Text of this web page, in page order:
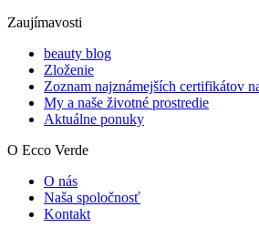
Zaujímavosti
beauty blog
Zloženie
Zoznam najznámejších certifikátov
My a naše životné prostredie
Aktuálne ponuky
O Ecco Verde
O nás
Naša spoločnosť
Kontakt